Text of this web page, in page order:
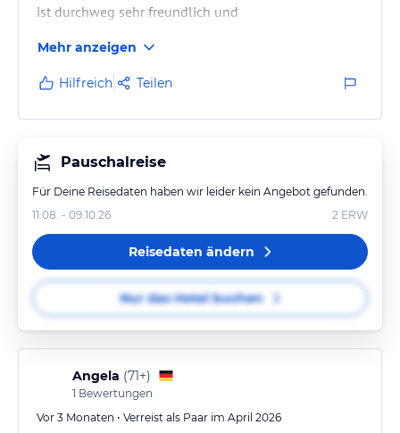
ist durchweg sehr freundlich und
ruhig.
Mehr anzeigen
Hilfreich Teilen
Pauschalreise
Für Deine Reisedaten haben wir leider kein Angebot gefunden.
11.08. - 09.10.26
2 ERW
Reisedaten ändern
Nur das Hotel buchen
Angela (71+)
1 Bewertungen
Vor 3 Monaten • Verreist als Paar im April 2026